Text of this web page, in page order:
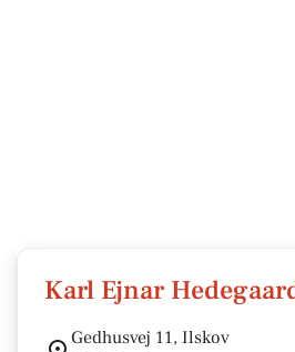
Karl Ejnar
Gedhusvej 11, Ilskov